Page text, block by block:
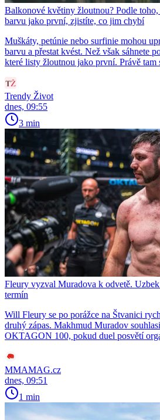
Balkonové květiny žloutnou? Podle
barvu jako první, zjistíte, co jim chybí
Muškáty, petúnie nebo surfinie mohou
barvu a přestat kvést. Než však sáhnete
které listy žloutnou jako první. Právě tam
Trendy Život
dnes, 09:55
3 min
Fleury vyzval Muradova k odvetě.
termín
Will Fleury se po porážce na Štvanici
druhý zápas. Makhmud Muradov
OKTAGON 100, pokud duel posvětí
MMAMAG.cz
dnes, 09:51
1 min